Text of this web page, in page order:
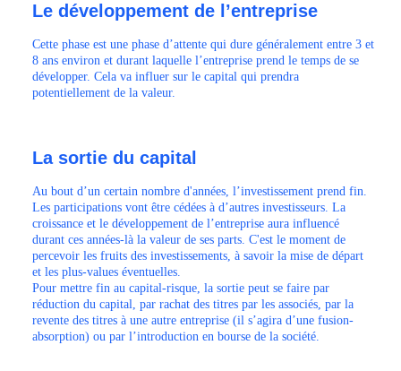
Le développement de l’entreprise
Cette phase est une phase d’attente qui dure généralement entre 3 et
8 ans environ et durant laquelle l’entreprise prend le temps de se
développer. Cela va influer sur le capital qui prendra
potentiellement de la valeur.
La sortie du capital
Au bout d’un certain nombre d'années, l’investissement prend fin.
Les participations vont être cédées à d’autres investisseurs. La
croissance et le développement de l’entreprise aura influencé
durant ces années-là la valeur de ses parts. C'est le moment de
percevoir les fruits des investissements, à savoir la mise de départ
et les plus-values éventuelles.
Pour mettre fin au capital-risque, la sortie peut se faire par
réduction du capital, par rachat des titres par les associés, par la
revente des titres à une autre entreprise (il s’agira d’une fusion-
absorption) ou par l’introduction en bourse de la société.